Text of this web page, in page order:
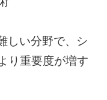
しい分野で、シ
り重要度が増す